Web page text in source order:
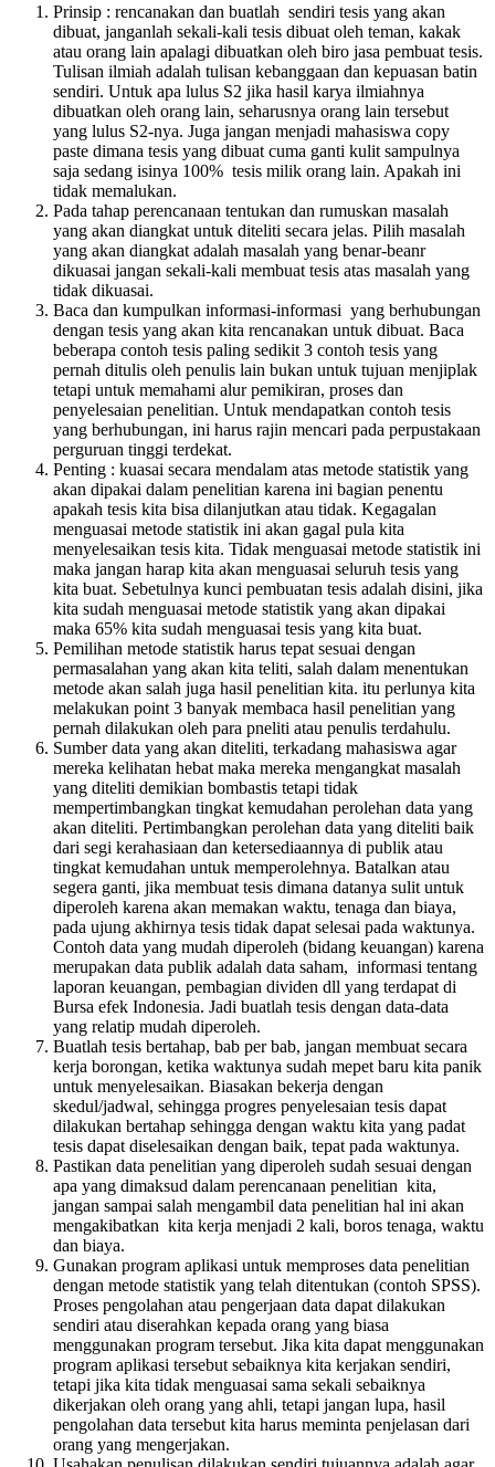
Prinsip : rencanakan dan buatlah sendiri tesis yang akan
dibuat, janganlah sekali-kali tesis dibuat oleh teman, kakak
atau orang lain apalagi dibuatkan oleh biro jasa pembuat tesis.
Tulisan ilmiah adalah tulisan kebanggaan dan kepuasan batin
sendiri. Untuk apa lulus S2 jika hasil karya ilmiahnya
dibuatkan oleh orang lain, seharusnya orang lain tersebut
yang lulus S2-nya. Juga jangan menjadi mahasiswa copy
paste dimana tesis yang dibuat cuma ganti kulit sampulnya
saja sedang isinya 100% tesis milik orang lain. Apakah ini
tidak memalukan.
Pada tahap perencanaan tentukan dan rumuskan masalah
yang akan diangkat untuk diteliti secara jelas. Pilih masalah
yang akan diangkat adalah masalah yang benar-beanr
dikuasai jangan sekali-kali membuat tesis atas masalah yang
tidak dikuasai.
Baca dan kumpulkan informasi-informasi yang berhubungan
dengan tesis yang akan kita rencanakan untuk dibuat. Baca
beberapa contoh tesis paling sedikit 3 contoh tesis yang
pernah ditulis oleh penulis lain bukan untuk tujuan menjiplak
tetapi untuk memahami alur pemikiran, proses dan
penyelesaian penelitian. Untuk mendapatkan contoh tesis
yang berhubungan, ini harus rajin mencari pada perpustakaan
perguruan tinggi terdekat.
Penting : kuasai secara mendalam atas metode statistik yang
akan dipakai dalam penelitian karena ini bagian penentu
apakah tesis kita bisa dilanjutkan atau tidak. Kegagalan
menguasai metode statistik ini akan gagal pula kita
menyelesaikan tesis kita. Tidak menguasai metode statistik ini
maka jangan harap kita akan menguasai seluruh tesis yang
kita buat. Sebetulnya kunci pembuatan tesis adalah disini, jika
kita sudah menguasai metode statistik yang akan dipakai
maka 65% kita sudah menguasai tesis yang kita buat.
Pemilihan metode statistik harus tepat sesuai dengan
permasalahan yang akan kita teliti, salah dalam menentukan
metode akan salah juga hasil penelitian kita. itu perlunya kita
melakukan point 3 banyak membaca hasil penelitian yang
pernah dilakukan oleh para pneliti atau penulis terdahulu.
Sumber data yang akan diteliti, terkadang mahasiswa agar
mereka kelihatan hebat maka mereka mengangkat masalah
yang diteliti demikian bombastis tetapi tidak
mempertimbangkan tingkat kemudahan perolehan data yang
akan diteliti. Pertimbangkan perolehan data yang diteliti baik
dari segi kerahasiaan dan ketersediaannya di publik atau
tingkat kemudahan untuk memperolehnya. Batalkan atau
segera ganti, jika membuat tesis dimana datanya sulit untuk
diperoleh karena akan memakan waktu, tenaga dan biaya,
pada ujung akhirnya tesis tidak dapat selesai pada waktunya.
Contoh data yang mudah diperoleh (bidang keuangan) karena
merupakan data publik adalah data saham, informasi tentang
laporan keuangan, pembagian dividen dll yang terdapat di
Bursa efek Indonesia. Jadi buatlah tesis dengan data-data
yang relatip mudah diperoleh.
Buatlah tesis bertahap, bab per bab, jangan membuat secara
kerja borongan, ketika waktunya sudah mepet baru kita panik
untuk menyelesaikan. Biasakan bekerja dengan
skedul/jadwal, sehingga progres penyelesaian tesis dapat
dilakukan bertahap sehingga dengan waktu kita yang padat
tesis dapat diselesaikan dengan baik, tepat pada waktunya.
Pastikan data penelitian yang diperoleh sudah sesuai dengan
apa yang dimaksud dalam perencanaan penelitian kita,
jangan sampai salah mengambil data penelitian hal ini akan
mengakibatkan kita kerja menjadi 2 kali, boros tenaga, waktu
dan biaya.
Gunakan program aplikasi untuk memproses data penelitian
dengan metode statistik yang telah ditentukan (contoh SPSS).
Proses pengolahan atau pengerjaan data dapat dilakukan
sendiri atau diserahkan kepada orang yang biasa
menggunakan program tersebut. Jika kita dapat menggunakan
program aplikasi tersebut sebaiknya kita kerjakan sendiri,
tetapi jika kita tidak menguasai sama sekali sebaiknya
dikerjakan oleh orang yang ahli, tetapi jangan lupa, hasil
pengolahan data tersebut kita harus meminta penjelasan dari
orang yang mengerjakan.